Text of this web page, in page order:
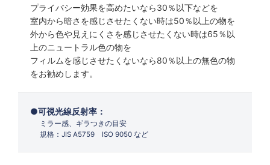
プライバシー効果を高めたいなら30％以下などを
室内から暗さを感じさせたくない時は50％以上の物を
外から色や見えにくさを感じさせたくない時は65％以
上のニュートラル色の物を
フィルムを感じさせたくないなら80％以上の無色の物
をお勧めします。
可視光線反射率：
ミラー感、ギラつきの目安
規格：JIS A5759 ISO 9050 など